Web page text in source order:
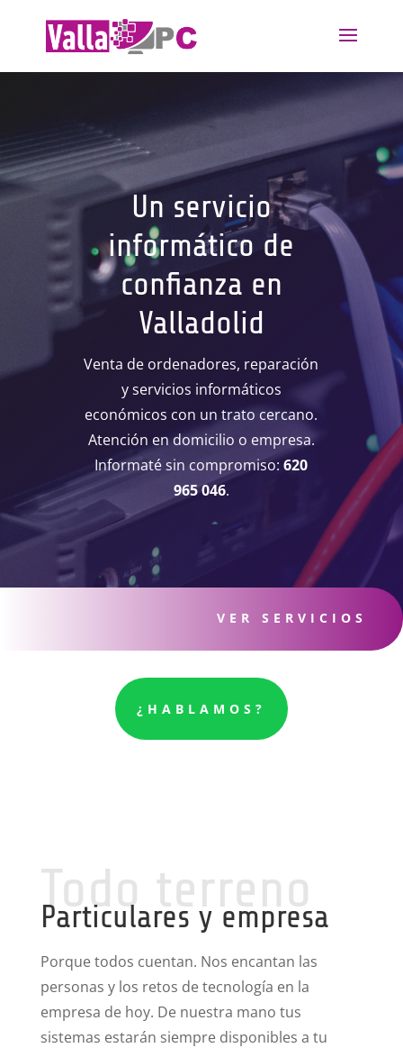
Un servicio
informático de
confianza en
Valladolid
Venta de ordenadores, reparación
y servicios informáticos
económicos con un trato cercano.
Atención en domicilio o empresa.
Informaté sin compromiso:620
965 046.
VER SERVICIOS
¿HABLAMOS?
Todo terreno
Particulares y empresa
Porque todos cuentan. Nos encantan las
personas y los retos de tecnología en la
empresa de hoy. De nuestra mano tus
sistemas estarán siempre disponibles a tu